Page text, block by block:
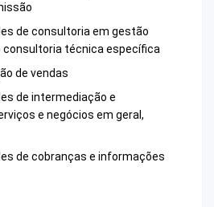
de consultoria em gestão
consultoria técnica específica
de vendas
de intermediação e
e negócios em geral,
de cobranças e informações